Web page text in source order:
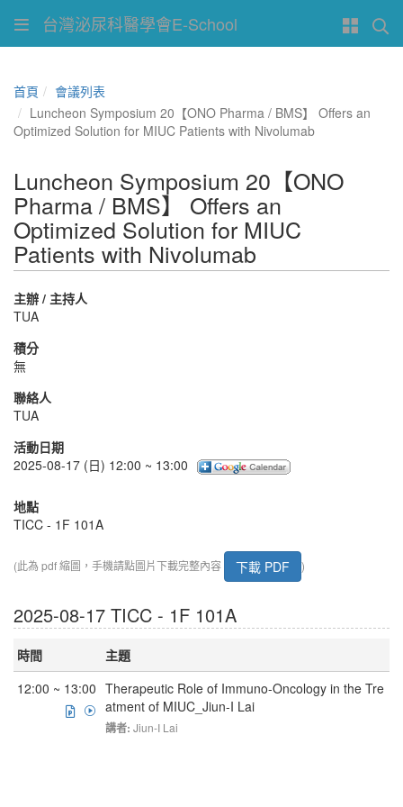
台灣泌尿科醫學會E-School
首頁
會議列表
Luncheon Symposium 20【ONO Pharma / BMS】 Offers an
Optimized Solution for MIUC Patients with Nivolumab
Luncheon Symposium 20【ONO
Pharma / BMS】 Offers an
Optimized Solution for MIUC
Patients with Nivolumab
主辦 / 主持人
TUA
積分
無
聯絡人
TUA
活動日期
2025-08-17 (日) 12:00 ~ 13:00
地點
TICC - 1F 101A
(此為 pdf 縮圖，手機請點圖片下載完整內容 下載 PDF )
2025-08-17 TICC - 1F 101A
時間
主題
12:00 ~ 13:00 Therapeutic Role of Immuno-Oncology in the Tre
atment of MIUC_Jiun-I Lai
講者: Jiun-I Lai